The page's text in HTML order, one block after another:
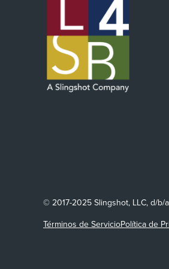
© 2017-2025 Slingshot, LLC, d/b/
Términos de ServicioPolítica de